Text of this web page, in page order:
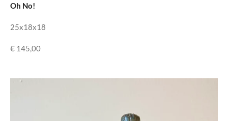
Oh No!
25x18x18
€ 145,00